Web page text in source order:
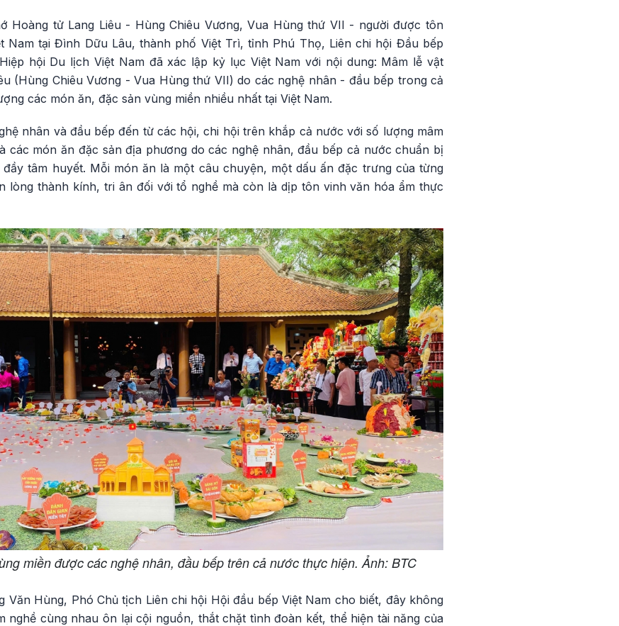
Hoàng tử Lang Liêu - Hùng Chiêu Vương, Vua Hùng thứ VII - người được tôn
Nam tại Đình Dữu Lâu, thành phố Việt Trì, tỉnh Phú Thọ, Liên chi hội Đầu bếp
hội Du lịch Việt Nam đã xác lập kỷ lục Việt Nam với nội dung: Mâm lễ vật
(Hùng Chiêu Vương - Vua Hùng thứ VII) do các nghệ nhân - đầu bếp trong cả
các món ăn, đặc sản vùng miền nhiều nhất tại Việt Nam.
nhân và đầu bếp đến từ các hội, chi hội trên khắp cả nước với số lượng mâm
các món ăn đặc sản địa phương do các nghệ nhân, đầu bếp cả nước chuẩn bị
tâm huyết. Mỗi món ăn là một câu chuyện, một dấu ấn đặc trưng của từng
lòng thành kính, tri ân đối với tổ nghề mà còn là dịp tôn vinh văn hóa ẩm thực
miền được các nghệ nhân, đầu bếp trên cả nước thực hiện. Ảnh: BTC
Văn Hùng, Phó Chủ tịch Liên chi hội Hội đầu bếp Việt Nam cho biết, đây không
nghề cùng nhau ôn lại cội nguồn, thắt chặt tình đoàn kết, thể hiện tài năng của